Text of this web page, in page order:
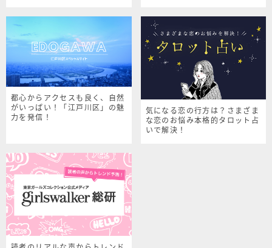
都心からアクセスも良く、自然
がいっぱい！「江戸川区」の魅
力を発信！
気になる恋の行方は？さまざま
な恋のお悩み本格的タロット占
いで解決！